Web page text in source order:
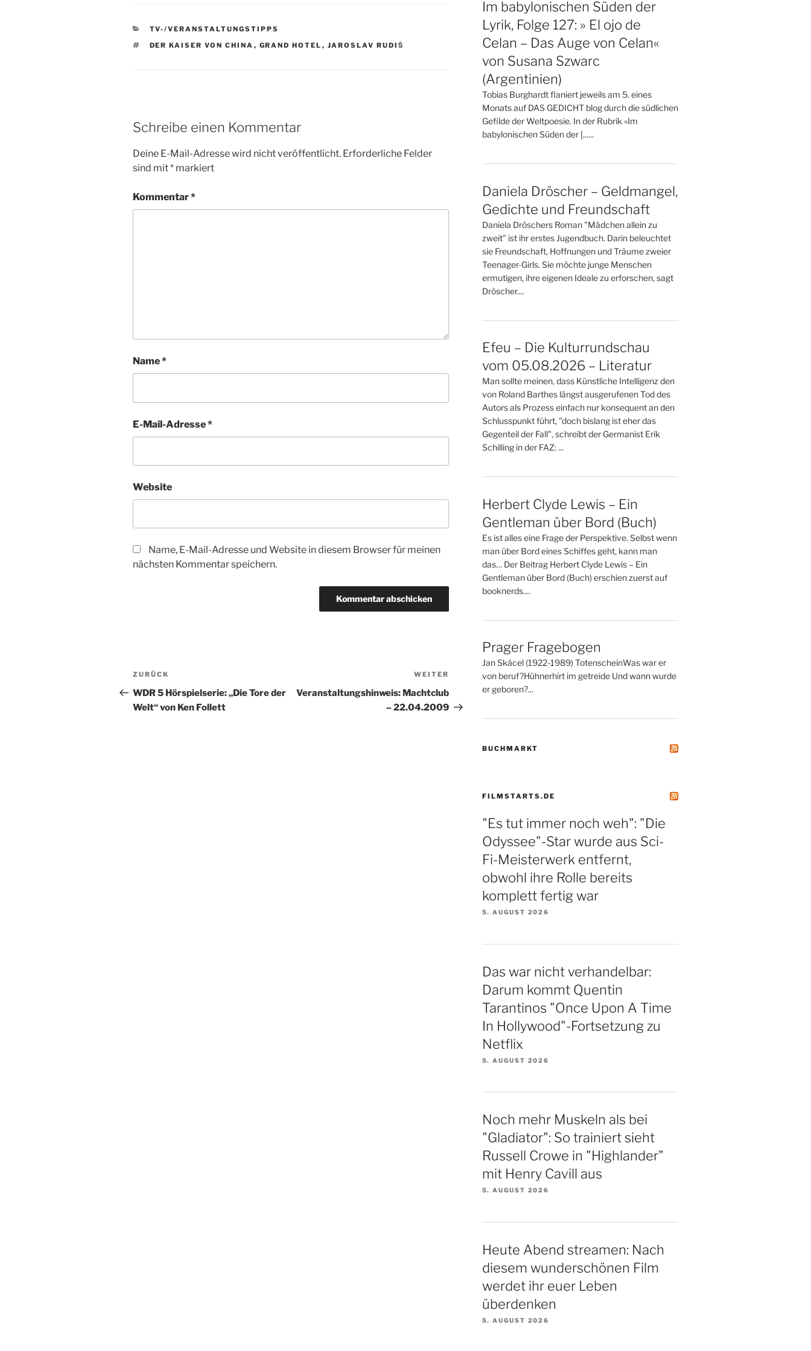
KATEGORIEN
TV-/VERANSTALTUNGSTIPPS
SCHLAGWÖRTER
DER KAISER VON CHINA , GRAND HOTEL , JAROSLAV RUDIŠ
Schreibe einen Kommentar
Deine E-Mail-Adresse wird nicht veröffentlicht. Erforderliche Felder
sind mit* markiert
Kommentar*
Name*
E-Mail-Adresse*
Website
Name, E-Mail-Adresse und Website in diesem Browser für meinen
nächsten Kommentar speichern.
Beitragsnavigation
Vorheriger
Beitrag
ZURÜCK
WDR 5 Hörspielserie: „Die Tore der
Welt“ von Ken Follett
Nächster
Beitrag
WEITER
Veranstaltungshinweis: Machtclub
– 22.04.2009
Im babylonischen Süden der
Lyrik, Folge 127: » El ojo de
Celan – Das Auge von Celan«
von Susana Szwarc
(Argentinien)
Tobias Burghardt flaniert jeweils am 5. eines
Monats auf DAS GEDICHT blog durch die südlichen
Gefilde der Weltpoesie. In der Rubrik »Im
babylonischen Süden der [......
Daniela Dröscher – Geldmangel,
Gedichte und Freundschaft
Daniela Dröschers Roman "Mädchen allein zu
zweit" ist ihr erstes Jugendbuch. Darin beleuchtet
sie Freundschaft, Hoffnungen und Träume zweier
Teenager-Girls. Sie möchte junge Menschen
ermutigen, ihre eigenen Ideale zu erforschen, sagt
Dröscher....
Efeu – Die Kulturrundschau
vom 05.08.2026 – Literatur
Man sollte meinen, dass Künstliche Intelligenz den
von Roland Barthes längst ausgerufenen Tod des
Autors als Prozess einfach nur konsequent an den
Schlusspunkt führt, "doch bislang ist eher das
Gegenteil der Fall", schreibt der Germanist Erik
Schilling in der FAZ: ...
Herbert Clyde Lewis – Ein
Gentleman über Bord (Buch)
Es ist alles eine Frage der Perspektive. Selbst wenn
man über Bord eines Schiffes geht, kann man
das… Der Beitrag Herbert Clyde Lewis – Ein
Gentleman über Bord (Buch) erschien zuerst auf
booknerds....
Prager Fragebogen
Jan Skácel (1922-1989) TotenscheinWas war er
von beruf?Hühnerhirt im getreide Und wann wurde
er geboren?...
BUCHMARKT
FILMSTARTS.DE
"Es tut immer noch weh": "Die
Odyssee"-Star wurde aus Sci-
Fi-Meisterwerk entfernt,
obwohl ihre Rolle bereits
komplett fertig war
5. AUGUST 2026
Das war nicht verhandelbar:
Darum kommt Quentin
Tarantinos "Once Upon A Time
In Hollywood"-Fortsetzung zu
Netflix
5. AUGUST 2026
Noch mehr Muskeln als bei
"Gladiator": So trainiert sieht
Russell Crowe in "Highlander"
mit Henry Cavill aus
5. AUGUST 2026
Heute Abend streamen: Nach
diesem wunderschönen Film
werdet ihr euer Leben
überdenken
5. AUGUST 2026